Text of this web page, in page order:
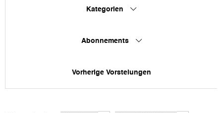
Kategorien
Abonnements
Vorherige Vorstelungen